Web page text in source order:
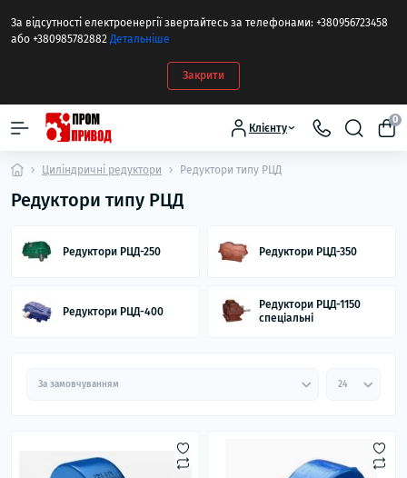
За відсутності електроенергії звертайтесь за телефонами: +380956723458
або +380985782882Детальніше
Закрити
Клієнту
0
Циліндричні редуктори Редуктори типу РЦД
Редуктори типу РЦД
Редуктори РЦД-250 Редуктори РЦД-350
Редуктори РЦД-400
Редуктори РЦД-1150
спеціальні